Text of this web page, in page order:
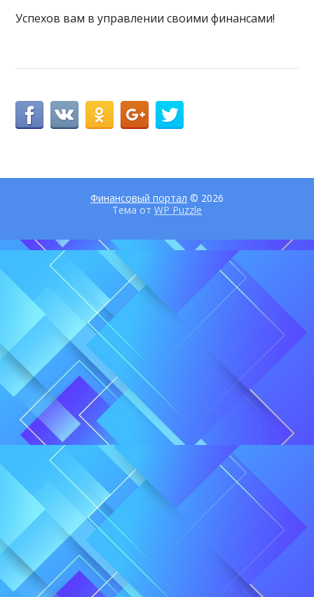
Успехов вам в управлении своими финансами!
Финансовый портал © 2026
Тема от WP Puzzle